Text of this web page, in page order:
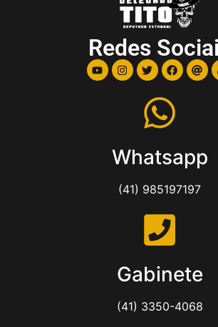
Redes
Whatsapp
(41) 985197197
Gabinete
(41) 3350-4068